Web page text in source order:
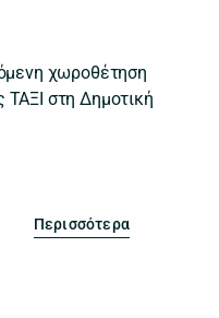
χωροθέτηση
στη Δημοτική
Περισσότερα